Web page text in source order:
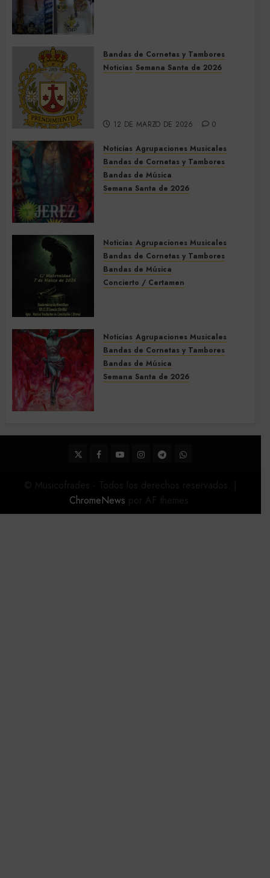
9 DE MAYO DE 2026 0
Bandas de Cornetas y Tambores
Noticias Semana Santa de 2026
12 DE MARZO DE 2026 0
Noticias Agrupaciones Musicales
Bandas de Cornetas y Tambores
Bandas de Música
Semana Santa de 2026
5 DE MARZO DE 2026 0
Noticias Agrupaciones Musicales
Bandas de Cornetas y Tambores
Bandas de Música
Concierto / Certamen
Noticias Agrupaciones Musicales
Bandas de Cornetas y Tambores
Bandas de Música
Semana Santa de 2026
22 DE FEBRERO DE 2026
0
TwitterFacebook
YoutubeInstagram
TelegramWhatsApp
ChromeNews